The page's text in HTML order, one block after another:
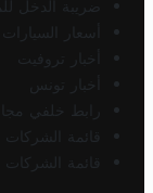
ضريبة الدخل
أسعار
أخبار تروفيت
أخبار تونس
رابط خلفي
قائمة الشركات
قائمة الشركات